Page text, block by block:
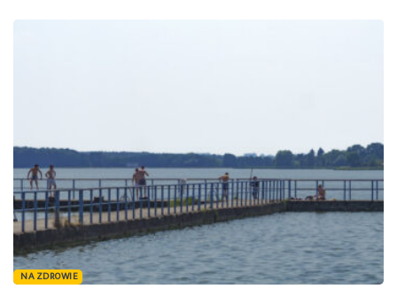
NA ZDROWIE